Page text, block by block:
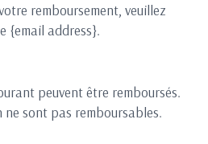
remboursement, veuillez
{email address}.
peuvent être remboursés.
sont pas remboursables.